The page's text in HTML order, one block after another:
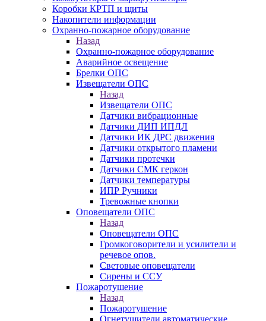
Коробки КРТП и щиты
Накопители информации
Охранно-пожарное оборудование
Назад
Охранно-пожарное оборудование
Аварийное освещение
Брелки ОПС
Извещатели ОПС
Назад
Извещатели ОПС
Датчики вибрационные
Датчики ДИП ИПДЛ
Датчики ИК ДРС движения
Датчики открытого пламени
Датчики протечки
Датчики СМК геркон
Датчики температуры
ИПР Ручники
Тревожные кнопки
Оповещатели ОПС
Назад
Оповещатели ОПС
Громкоговорители и усилители и
речевое опов.
Световые оповещатели
Сирены и ССУ
Пожаротушение
Назад
Пожаротушение
Огнетушители автоматические